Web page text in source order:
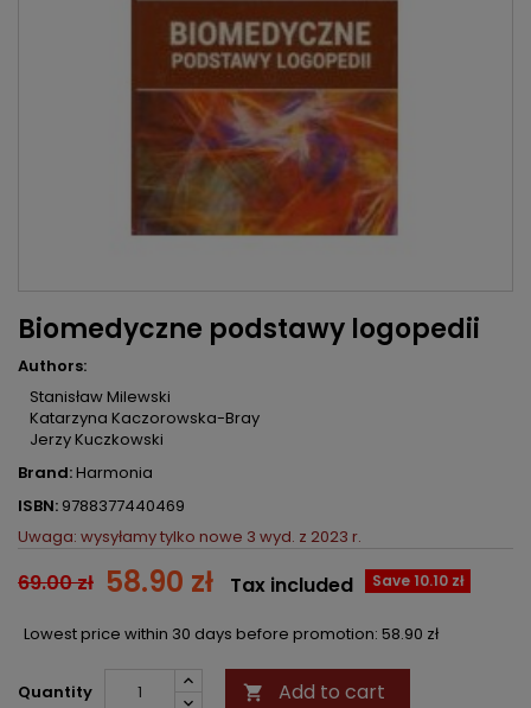
Biomedyczne podstawy logopedii
Authors:
Stanisław Milewski
Katarzyna Kaczorowska-Bray
Jerzy Kuczkowski
Brand:Harmonia
ISBN: 9788377440469
Uwaga: wysyłamy tylko nowe 3 wyd. z 2023 r.
69.00 zł 58.90 zł Save 10.10 zł
Tax included
Lowest price within 30 days before promotion: 58.90 zł
Quantity  Add to cart